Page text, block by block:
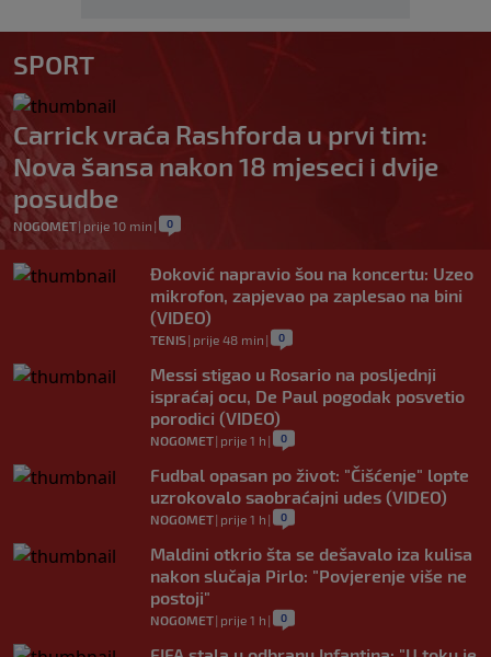
SPORT
Carrick vraća Rashforda u prvi tim:
Nova šansa nakon 18 mjeseci i dvije
posudbe
NOGOMET| prije 10 min | 0
Đoković napravio šou na koncertu: Uzeo
mikrofon, zapjevao pa zaplesao na bini
(VIDEO)
TENIS| prije 48 min | 0
Messi stigao u Rosario na posljednji
ispraćaj ocu, De Paul pogodak posvetio
porodici (VIDEO)
NOGOMET| prije 1 h | 0
Fudbal opasan po život: "Čišćenje" lopte
uzrokovalo saobraćajni udes (VIDEO)
NOGOMET| prije 1 h | 0
Maldini otkrio šta se dešavalo iza kulisa
nakon slučaja Pirlo: "Povjerenje više ne
postoji"
NOGOMET| prije 1 h | 0